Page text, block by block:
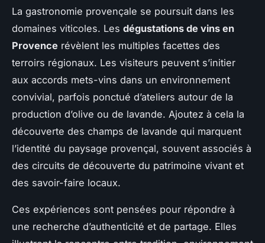
La gastronomie provençale se poursuit dans les
domaines viticoles. Les dégustations de vins en
Provence révèlent les multiples facettes des
terroirs régionaux. Les visiteurs peuvent s’initier
aux accords mets-vins dans un environnement
convivial, parfois ponctué d’ateliers autour de la
production d’olive ou de lavande. Ajoutez à cela la
découverte des champs de lavande qui marquent
l’identité du paysage provençal, souvent associés à
des circuits de découverte du patrimoine vivant et
des savoir-faire locaux.
Ces expériences sont pensées pour répondre à
une recherche d’authenticité et de partage. Elles